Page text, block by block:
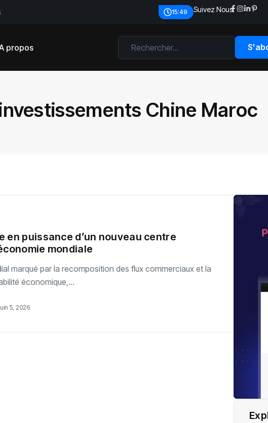
15:49 Suivez Nous:
propos
Chine Maroc
en puissance d’un nouveau centre
mondiale
marqué par la recomposition des flux commerciaux et la
économique,...
juin 5, 2026